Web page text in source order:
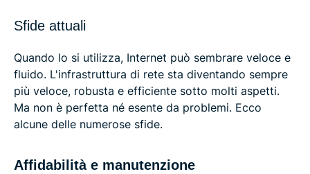
Sfide attuali
Quando lo si utilizza, Internet può sembrare veloce e
fluido. L'infrastruttura di rete sta diventando sempre
più veloce, robusta e efficiente sotto molti aspetti.
Ma non è perfetta né esente da problemi. Ecco
alcune delle numerose sfide.
Affidabilità e manutenzione